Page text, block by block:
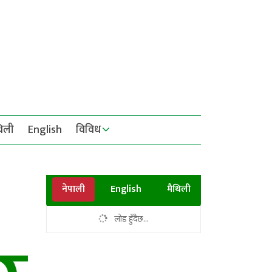
English विविध
नेपाली English मैथिली
लोड हुँदैछ...